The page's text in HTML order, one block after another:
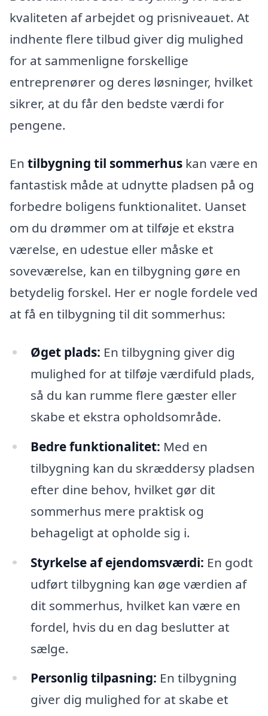
kvaliteten af arbejdet og prisniveauet. At
indhente flere tilbud giver dig mulighed
for at sammenligne forskellige
entreprenører og deres løsninger, hvilket
sikrer, at du får den bedste værdi for
pengene.
En tilbygning til sommerhus kan være en
fantastisk måde at udnytte pladsen på og
forbedre boligens funktionalitet. Uanset
om du drømmer om at tilføje et ekstra
værelse, en udestue eller måske et
soveværelse, kan en tilbygning gøre en
betydelig forskel. Her er nogle fordele ved
at få en tilbygning til dit sommerhus:
Øget plads: En tilbygning giver dig
mulighed for at tilføje værdifuld plads,
så du kan rumme flere gæster eller
skabe et ekstra opholdsområde.
Bedre funktionalitet: Med en
tilbygning kan du skræddersy pladsen
efter dine behov, hvilket gør dit
sommerhus mere praktisk og
behageligt at opholde sig i.
Styrkelse af ejendomsværdi: En godt
udført tilbygning kan øge værdien af
dit sommerhus, hvilket kan være en
fordel, hvis du en dag beslutter at
sælge.
Personlig tilpasning: En tilbygning
giver dig mulighed for at skabe et